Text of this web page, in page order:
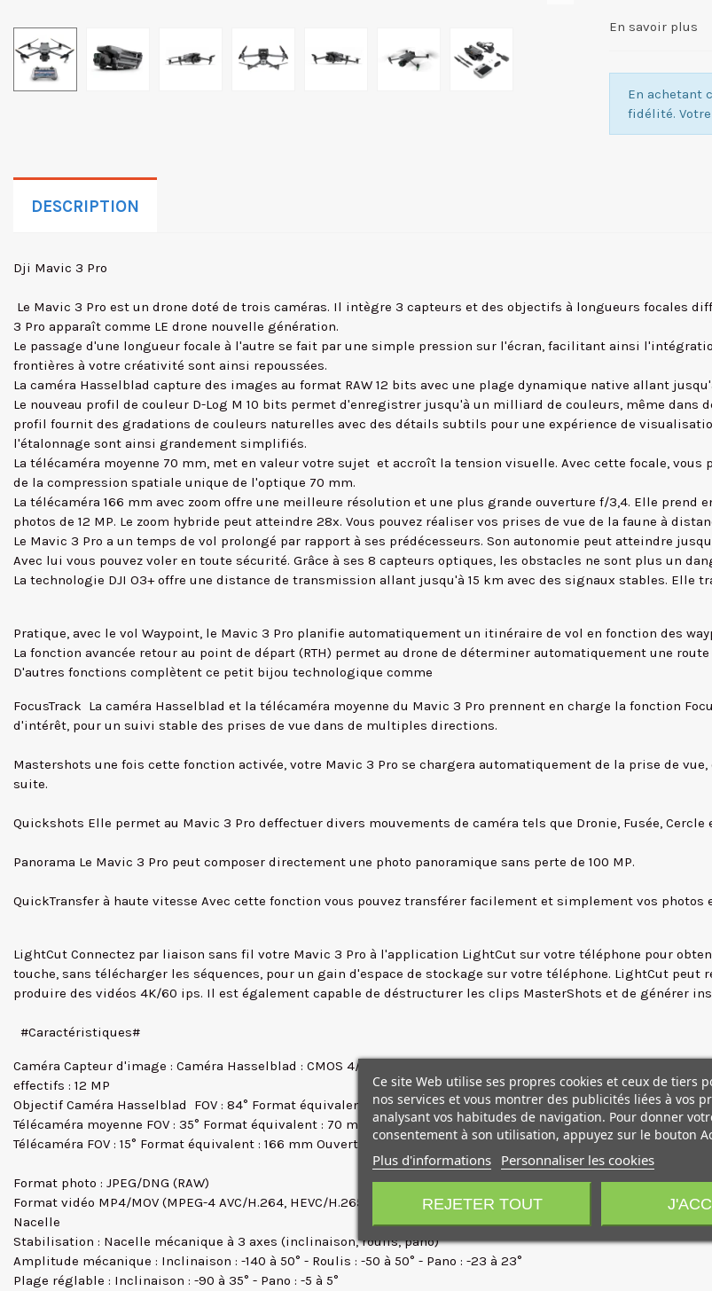
En savoir plus
En achetant
fidélité.
DESCRIPTION
Dji Mavic 3 Pro
Le Mavic 3 Pro est un drone doté de trois caméras. Il intègre 3 capteurs et des objectifs à longueurs focales
3 Pro apparaît comme LE drone nouvelle génération.
Le passage d'une longueur focale à l'autre se fait par une simple pression sur l'écran, facilitant ainsi
frontières à votre créativité sont ainsi repoussées.
La caméra Hasselblad capture des images au format RAW 12 bits avec une plage dynamique native allant
Le nouveau profil de couleur D-Log M 10 bits permet d'enregistrer jusqu'à un milliard de couleurs, même dans
profil fournit des gradations de couleurs naturelles avec des détails subtils pour une expérience de
l'étalonnage sont ainsi grandement simplifiés.
La télécaméra moyenne 70 mm, met en valeur votre sujet et accroît la tension visuelle. Avec cette focale,
de la compression spatiale unique de l'optique 70 mm.
La télécaméra 166 mm avec zoom offre une meilleure résolution et une plus grande ouverture f/3,4. Elle
photos de 12 MP. Le zoom hybride peut atteindre 28x. Vous pouvez réaliser vos prises de vue de la faune à
Le Mavic 3 Pro a un temps de vol prolongé par rapport à ses prédécesseurs. Son autonomie peut atteindre
Avec lui vous pouvez voler en toute sécurité. Grâce à ses 8 capteurs optiques, les obstacles ne sont plus un
La technologie DJI O3+ offre une distance de transmission allant jusqu'à 15 km avec des signaux stables. Elle
Pratique, avec le vol Waypoint, le Mavic 3 Pro planifie automatiquement un itinéraire de vol en fonction des
La fonction avancée retour au point de départ (RTH) permet au drone de déterminer automatiquement une
D'autres fonctions complètent ce petit bijou technologique comme
FocusTrack La caméra Hasselblad et la télécaméra moyenne du Mavic 3 Pro prennent en charge la fonction
d'intérêt, pour un suivi stable des prises de vue dans de multiples directions.
Mastershots une fois cette fonction activée, votre Mavic 3 Pro se chargera automatiquement de la prise de
suite.
Quickshots Elle permet au Mavic 3 Pro deffectuer divers mouvements de caméra tels que Dronie, Fusée, Cercle
Panorama Le Mavic 3 Pro peut composer directement une photo panoramique sans perte de 100 MP.
QuickTransfer à haute vitesse Avec cette fonction vous pouvez transférer facilement et simplement vos
LightCut Connectez par liaison sans fil votre Mavic 3 Pro à l'application LightCut sur votre téléphone pour
touche, sans télécharger les séquences, pour un gain d'espace de stockage sur votre téléphone. LightCut
produire des vidéos 4K/60 ips. Il est également capable de déstructurer les clips MasterShots et de générer
#Caractéristiques#
Caméra Capteur d'image : Caméra Hasselblad : CMOS 4/3, Pixels effectifs : 20 MP - Télécaméra moyenne :
effectifs : 12 MP
Objectif Caméra Hasselblad FOV : 84° Format équivalent : 24 mm Ouverture : f/2,8 à f/11 Mise au point : 1 m à ∞
Télécaméra moyenne FOV : 35° Format équivalent : 70 mm Ouverture : f/2,8 Mise au point : 3 m à ∞
Télécaméra FOV : 15° Format équivalent : 166 mm Ouverture : f/3,4 Mise au point : 3 m à ∞
Format photo : JPEG/DNG (RAW)
Format vidéo MP4/MOV (MPEG-4 AVC/H.264, HEVC/H.265) MOV (Apple ProRes 422 HQ/422/422 LT)
Nacelle
Stabilisation : Nacelle mécanique à 3 axes (inclinaison, roulis, pano)
Amplitude mécanique : Inclinaison : -140 à 50° - Roulis : -50 à 50° - Pano : -23 à 23°
Plage réglable : Inclinaison : -90 à 35° - Pano : -5 à 5°
Ce site Web utilise ses propres cookies et ceux de tiers
nos services et vous montrer des publicités liées à vos
analysant vos habitudes de navigation. Pour donner
consentement à son utilisation, appuyez sur le bouton
Plus d'informations Personnaliser les cookies
REJETER TOUT